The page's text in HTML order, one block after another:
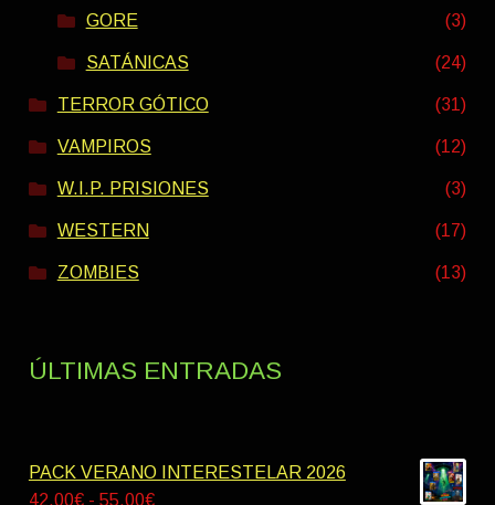
GORE (3)
SATÁNICAS (24)
TERROR GÓTICO (31)
VAMPIROS (12)
W.I.P. PRISIONES (3)
WESTERN (17)
ZOMBIES (13)
ÚLTIMAS ENTRADAS
PACK VERANO INTERESTELAR 2026
42,00€ - 55,00€Rango